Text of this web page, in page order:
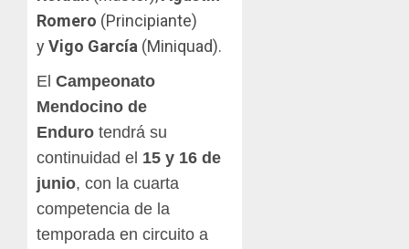
Romero (Principiante)
yVigo García (Miniquad).
El Campeonato
Mendocino de
Enduro tendrá su
continuidad el 15 y 16 de
junio, con la cuarta
competencia de la
temporada en circuito a